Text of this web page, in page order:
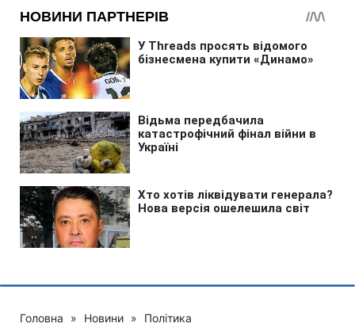
Головна » Новини » Політика